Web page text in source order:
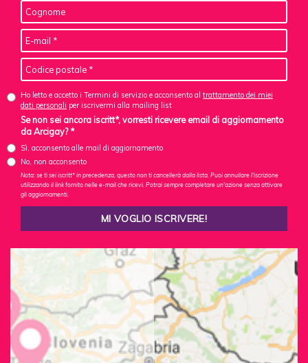
Ho letto e accetto i Termini di servizio e acconsento al trattamento dei miei
dati personali per iscrivermi alla mailing list
Se non sei ancora iscritt*, vorresti ricevere email di aggiornamento
da Arcigay? *
Sì, acconsento alle mail di aggiornamento
No, non acconsento
Nota: se ti sei iscritt* in precedenza, questo non ti cancellerà dalla lista. Puoi annullare l'iscrizione
utilizzando il link fornito nelle e-mail che ricevi. Potrai sempre completare un'azione senza attivare
gli aggiornamenti.